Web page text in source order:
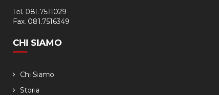
Tel. 081.7511029
Fax. 081.7516349
CHI SIAMO
Chi Siamo
Storia